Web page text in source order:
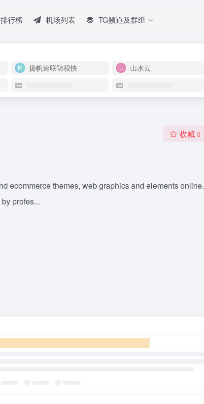
排行榜 机场列表 TG频道及群组
扬帆速联🚀很快
山水云
收藏 0
ecommerce themes, web graphics and elements online.
profes...